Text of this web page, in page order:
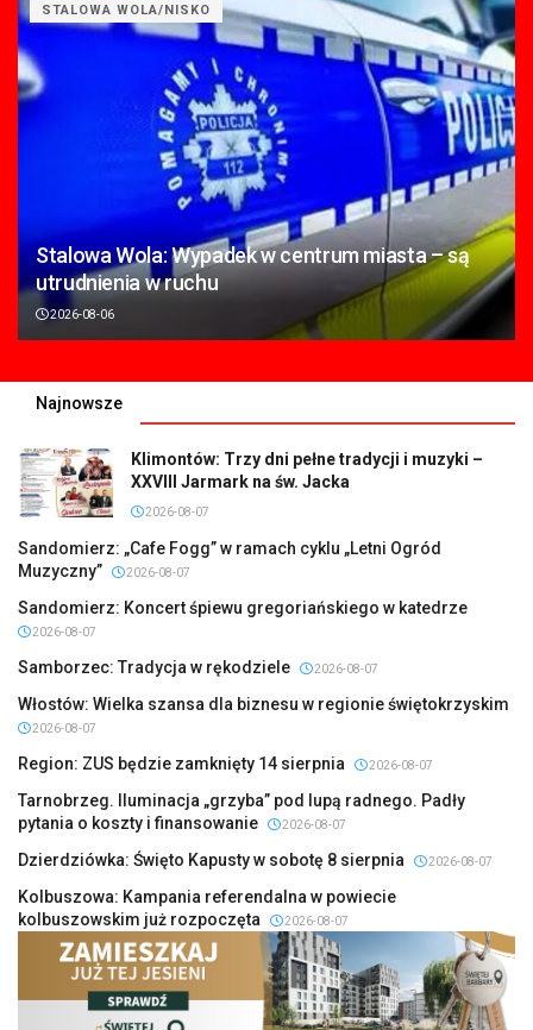
STALOWA WOLA/NISKO
Stalowa Wola: Wypadek w centrum miasta – są
utrudnienia w ruchu
2026-08-06
Najnowsze
Klimontów: Trzy dni pełne tradycji i muzyki –
XXVIII Jarmark na św. Jacka
2026-08-07
Sandomierz: „Cafe Fogg” w ramach cyklu „Letni Ogród
Muzyczny”
2026-08-07
Sandomierz: Koncert śpiewu gregoriańskiego w katedrze
2026-08-07
Samborzec: Tradycja w rękodziele 2026-08-07
Włostów: Wielka szansa dla biznesu w regionie świętokrzyskim
2026-08-07
Region: ZUS będzie zamknięty 14 sierpnia 2026-08-07
Tarnobrzeg. Iluminacja „grzyba” pod lupą radnego. Padły
pytania o koszty i finansowanie
2026-08-07
Dzierdziówka: Święto Kapusty w sobotę 8 sierpnia 2026-08-07
Kolbuszowa: Kampania referendalna w powiecie
kolbuszowskim już rozpoczęta
2026-08-07